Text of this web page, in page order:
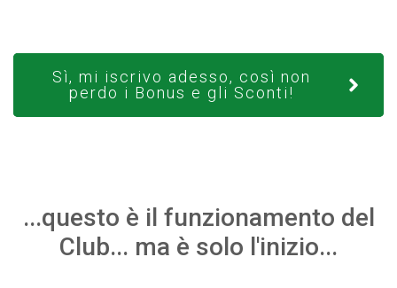
Sì, mi iscrivo adesso, così non
perdo i Bonus e gli Sconti!
...questo è il funzionamento del
Club... ma è solo l'inizio...